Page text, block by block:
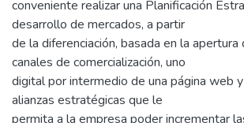
conveniente realizar una Planificación
desarrollo de mercados, a partir
de la diferenciación, basada en la apertura
canales de comercialización, uno
digital por intermedio de una página web
alianzas estratégicas que le
permita a la empresa poder incrementar